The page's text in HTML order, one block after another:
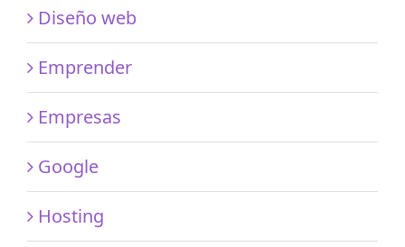
Diseño web
Emprender
Empresas
Google
Hosting